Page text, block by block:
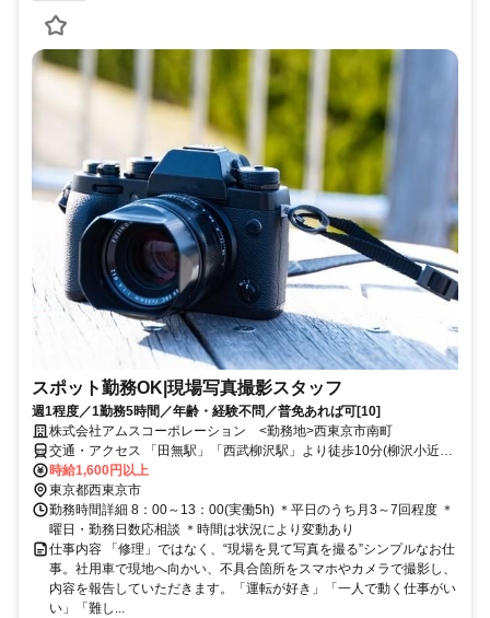
スポット勤務OK|現場写真撮影スタッフ
週1程度／1勤務5時間／年齢・経験不問／普免あれば可[10]
株式会社アムスコーポレーション <勤務地>西東京市南町
交通・アクセス 「田無駅」「西武柳沢駅」より徒歩10分(柳沢小近く)
※車・バイク通勤OK
時給1,600円以上
東京都西東京市
勤務時間詳細 8：00～13：00(実働5h) ＊平日のうち月3～7回程度 ＊
曜日・勤務日数応相談 ＊時間は状況により変動あり
仕事内容 「修理」ではなく、“現場を見て写真を撮る”シンプルなお仕
事。社用車で現地へ向かい、不具合箇所をスマホやカメラで撮影し、
内容を報告していただきます。「運転が好き」「一人で動く仕事がい
い」「難し...